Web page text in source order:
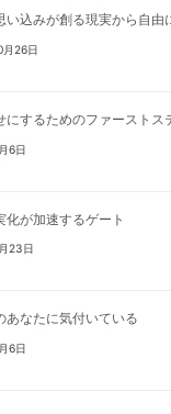
い込みが創る現実から自由
月26日
にするためのファーストス
6日
化が加速するゲート
23日
あなたに気付いている
6日